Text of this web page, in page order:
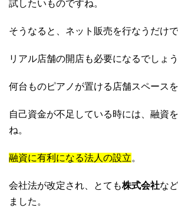
試したいものですね。
そうなると、ネット販売を行なうだけで
リアル店舗の開店も必要になるでしょう
何台ものピアノが置ける店舗スペース
自己資金が不足している時には、融資
ね。
融資に有利になる法人の設立。
会社法が改定され、とても株式会社な
ました。